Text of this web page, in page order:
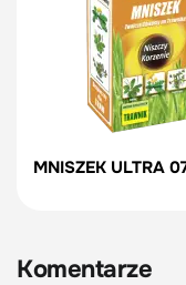
MNISZEK ULTRA
Komentarze